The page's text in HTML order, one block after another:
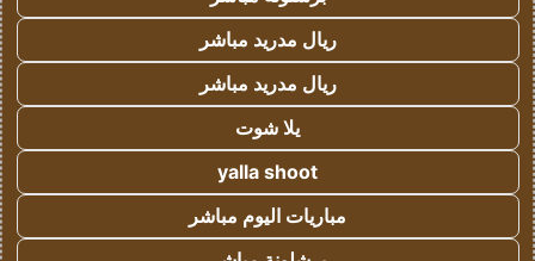
ريال مدريد مباشر
ريال مدريد مباشر
يلا شوت
yalla shoot
مباريات اليوم مباشر